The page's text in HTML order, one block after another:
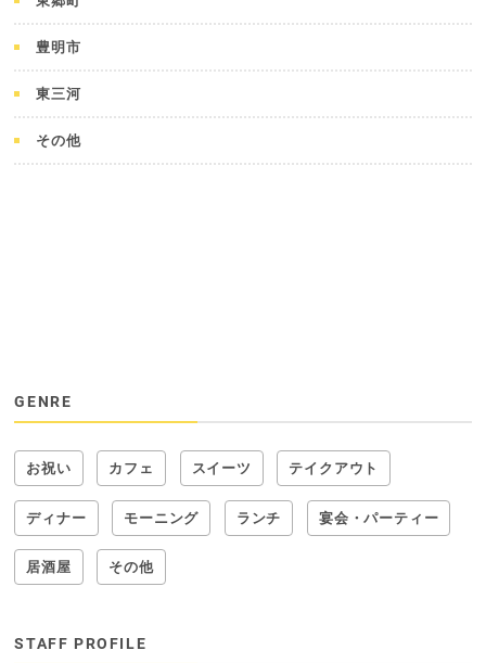
豊明市
東三河
その他
GENRE
お祝い カフェ スイーツ テイクアウト
ディナー モーニング ランチ 宴会・パーティー
居酒屋 その他
STAFF PROFILE